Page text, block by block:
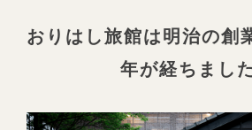
おりはし旅館は明治の創
年が経ちました